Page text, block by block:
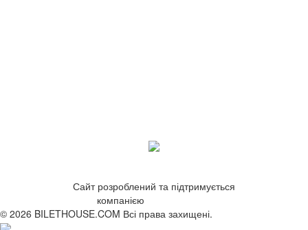
Сайт розроблений та підтримується
компанією
© 2026 BILETHOUSE.COM Всі права захищені.